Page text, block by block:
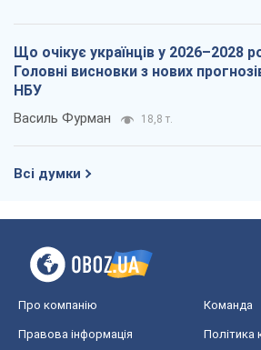
Що очікує українців у 2026–2028
Головні висновки з нових
НБУ
Василь Фурман 18,8 т.
Всі думки
Про компанію Команда
Правова інформація Політика